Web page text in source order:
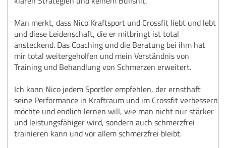
Man merkt, dass Nico Kraftsport und Crossfit liebt und lebt
und diese Leidenschaft, die er mitbringt ist total
ansteckend. Das Coaching und die Beratung bei ihm hat
mir total weitergeholfen und mein Verständnis von
Training und Behandlung von Schmerzen erweitert.
Ich kann Nico jedem Sportler empfehlen, der ernsthaft
seine Performance in Kraftraum und im Crossfit verbessern
möchte und endlich lernen will, wie man nicht nur stärker
und leistungsfähiger wird, sondern auch schmerzfrei
trainieren kann und vor allem schmerzfrei bleibt.